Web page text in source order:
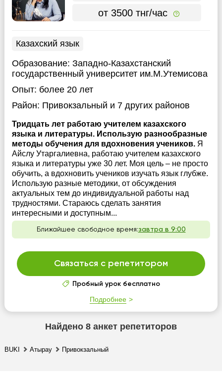
от 3500 тнг/час
Казахский язык
Образование: Западно-Казахстанский
государственный университет им.М.Утемисова
Опыт: более 20 лет
Район: Привокзальный и 7 других районов
Тридцать лет работаю учителем казахского
языка и литературы. Использую разнообразные
методы обучения для вдохновения учеников. Я
Айслу Утаргалиевна, работаю учителем казахского
языка и литературы уже 30 лет. Моя цель – не просто
обучить, а вдохновить учеников изучать язык глубже.
Использую разные методики, от обсуждения
актуальных тем до индивидуальной работы над
трудностями. Стараюсь сделать занятия
интересными и доступным...
Ближайшее свободное время:завтра в 9:00
Связаться с репетитором
Пробный урок бесплатно
Подробнее
Найдено 8 анкет репетиторов
BUKI Атырау Привокзальный